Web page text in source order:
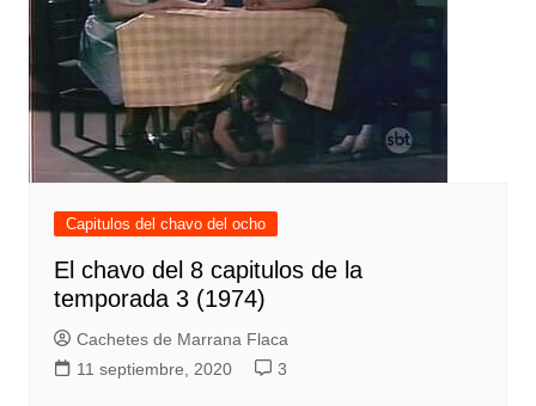
Capitulos del chavo del ocho
El chavo del 8 capitulos de la
temporada 3 (1974)
Cachetes de Marrana Flaca
11 septiembre, 2020
3